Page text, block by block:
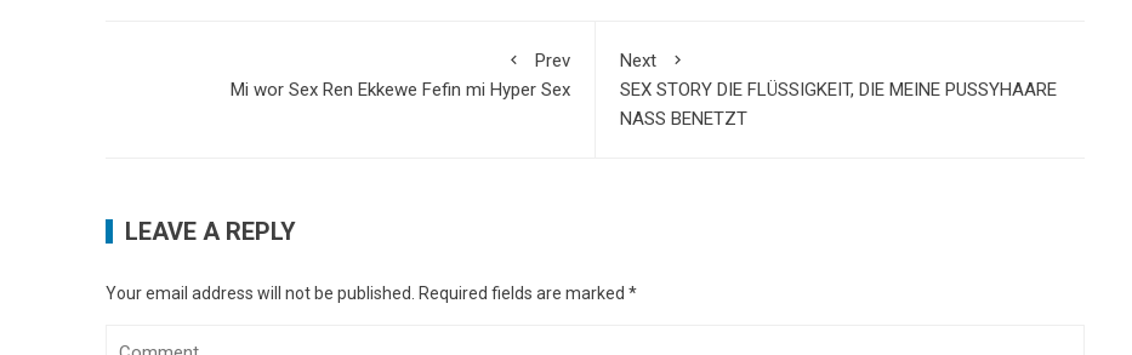
Prev
Mi wor Sex Ren Ekkewe Fefin mi Hyper Sex
Next
SEX STORY DIE FLÜSSIGKEIT, DIE MEINE PUSSYHAARE
​​NASS BENETZT
LEAVE A REPLY
Your email address will not be published. Required fields are marked *